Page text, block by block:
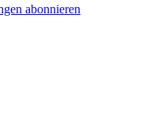
abonnieren